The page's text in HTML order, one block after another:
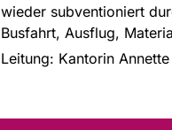
wieder subventioniert
Busfahrt, Ausflug,
Leitung: Kantorin